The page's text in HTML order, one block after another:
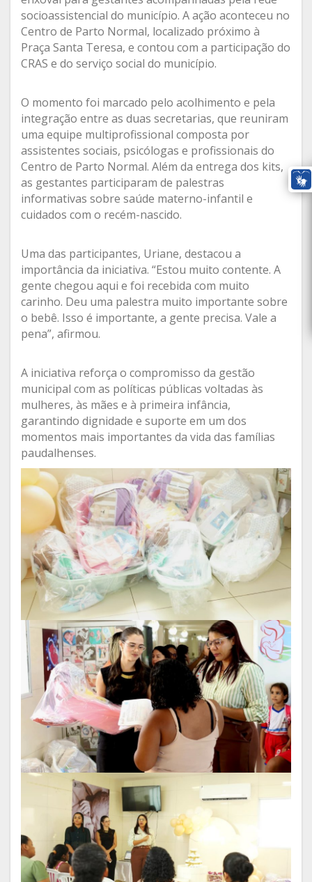
socioassistencial do município. A ação aconteceu no
Centro de Parto Normal, localizado próximo à
Praça Santa Teresa, e contou com a participação do
CRAS e do serviço social do município.
O momento foi marcado pelo acolhimento e pela
integração entre as duas secretarias, que reuniram
uma equipe multiprofissional composta por
assistentes sociais, psicólogas e profissionais do
Centro de Parto Normal. Além da entrega dos kits,
as gestantes participaram de palestras
informativas sobre saúde materno-infantil e
cuidados com o recém-nascido.
Uma das participantes, Uriane, destacou a
importância da iniciativa. “Estou muito contente. A
gente chegou aqui e foi recebida com muito
carinho. Deu uma palestra muito importante sobre
o bebê. Isso é importante, a gente precisa. Vale a
pena”, afirmou.
A iniciativa reforça o compromisso da gestão
municipal com as políticas públicas voltadas às
mulheres, às mães e à primeira infância,
garantindo dignidade e suporte em um dos
momentos mais importantes da vida das famílias
paudalhenses.